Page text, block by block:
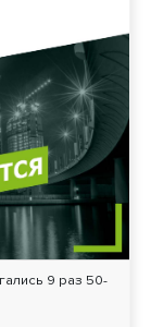
9 раз 50-